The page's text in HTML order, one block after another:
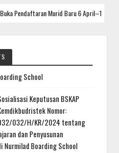
Murid Baru 6 April–12 Juli 2026
School
Keputusan BSKAP
Nomor:
032/H/KR/2024 tentang
dan Penyusunan
Nurmilad Boarding School